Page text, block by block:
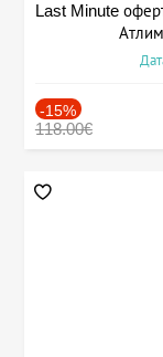
Last Minute
-15%
118.00€